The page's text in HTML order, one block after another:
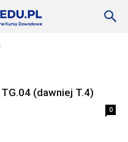
(dawniej T.4)
0